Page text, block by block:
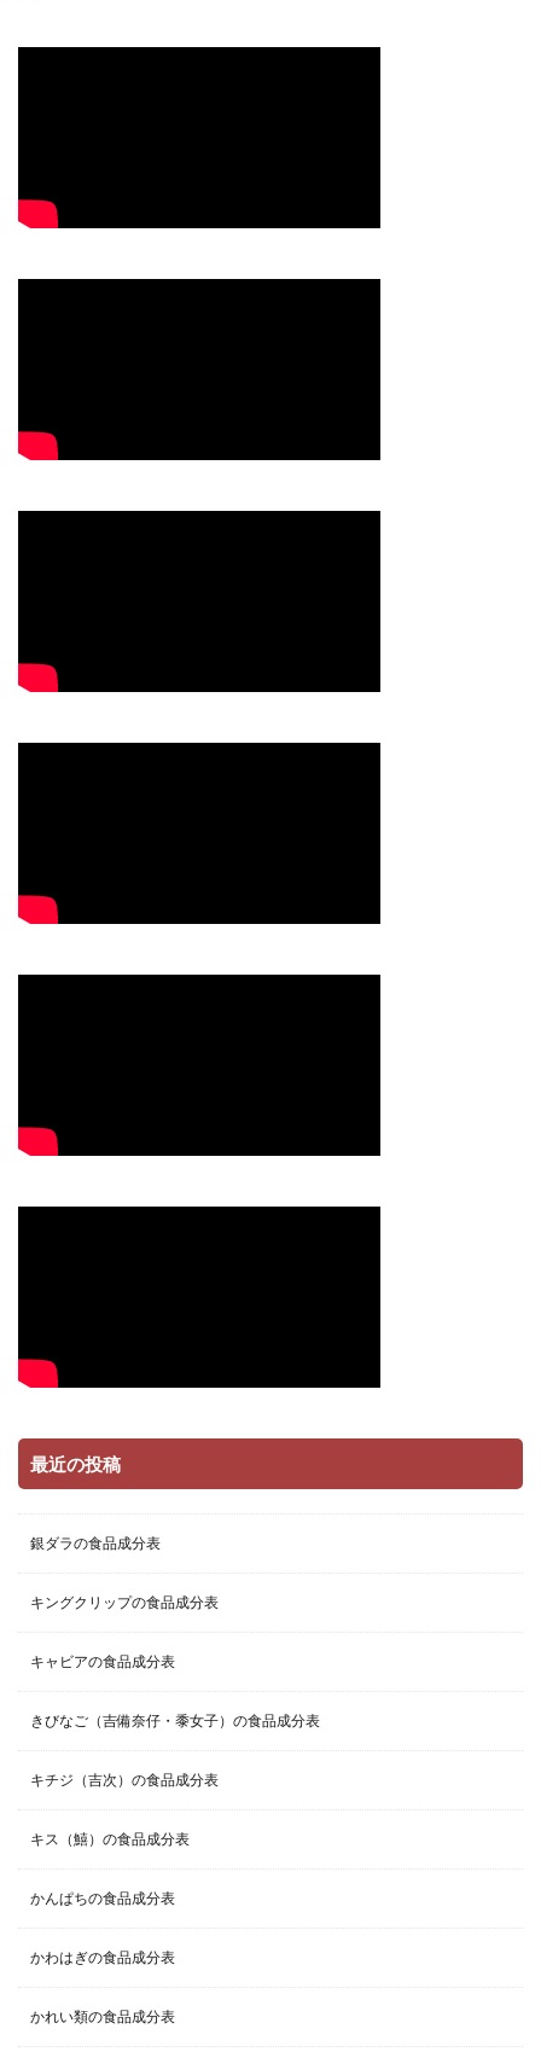
最近の投稿
銀ダラの食品成分表
キングクリップの食品成分表
キャビアの食品成分表
きびなご（吉備奈仔・黍女子）の食品成分表
キチジ（吉次）の食品成分表
キス（鱚）の食品成分表
かんぱちの食品成分表
かわはぎの食品成分表
かれい類の食品成分表